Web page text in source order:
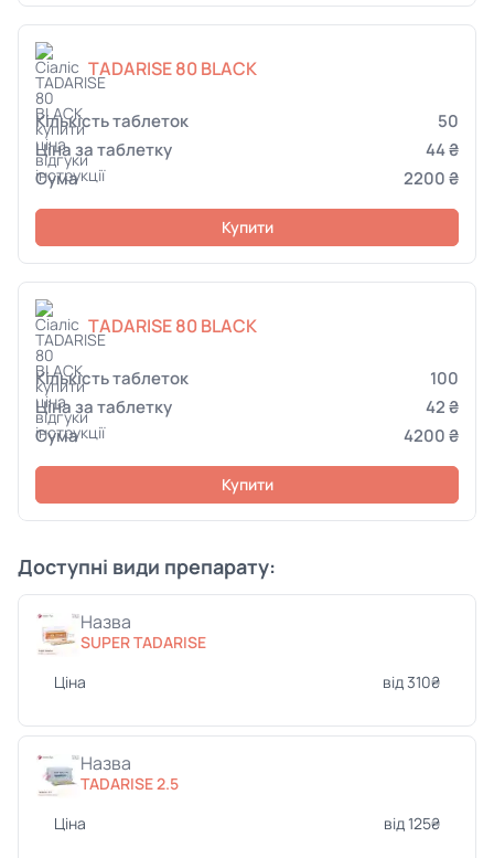
TADARISE 80 BLACK
50
44 ₴
2200 ₴
Купити
TADARISE 80 BLACK
100
42 ₴
4200 ₴
Купити
Доступні види препарату:
Назва
SUPER TADARISE
Ціна
від 310₴
Назва
TADARISE 2.5
Ціна
від 125₴